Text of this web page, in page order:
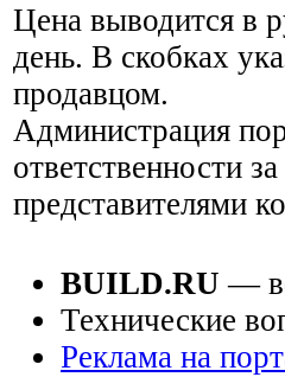
Цена выводится в
день. В скобках
продавцом.
Администрация
ответственности
представителями
BUILD.RU —
Технические
Реклама на